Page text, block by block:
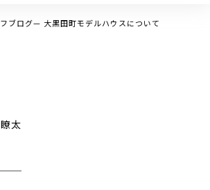
ブログ— 大黒田町モデルハウスについて
太